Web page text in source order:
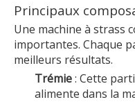
Principaux
Une machine à strass
importantes. Chaque
meilleurs résultats.
Trémie: Cette
alimente dans la